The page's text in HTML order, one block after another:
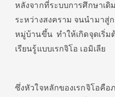
หลังจากที่ระบบการศึกษาเดิ
ระหว่างสงคราม จนนำมาสู่
หมู่บ้านขึ้น ทำให้เกิดจุดเริ่ม
เรียนรู้แบบเรกจิโอ เอมิเลีย
ซึ่งหัวใจหลักของเรกจิโอคื